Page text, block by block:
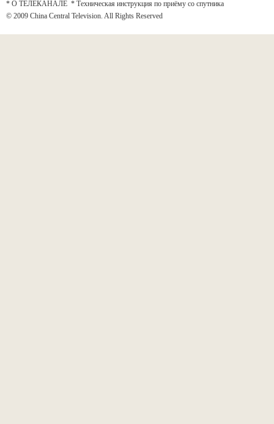
* О ТЕЛЕКАНАЛЕ * Техническая инструкция по приёму со спутника
© 2009 China Central Television. All Rights Reserved